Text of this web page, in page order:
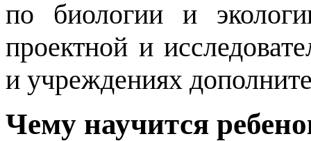
по биологии и
проектной и
и учреждениях
Чему научится